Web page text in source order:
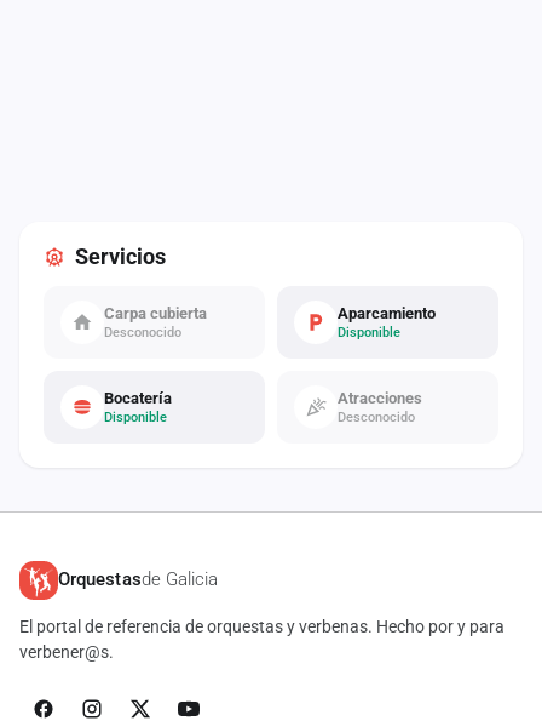
Servicios
Carpa cubierta
Desconocido
Aparcamiento
Disponible
Bocatería
Disponible
Atracciones
Desconocido
Orquestasde Galicia
El portal de referencia de orquestas y verbenas. Hecho por y para
verbener@s.